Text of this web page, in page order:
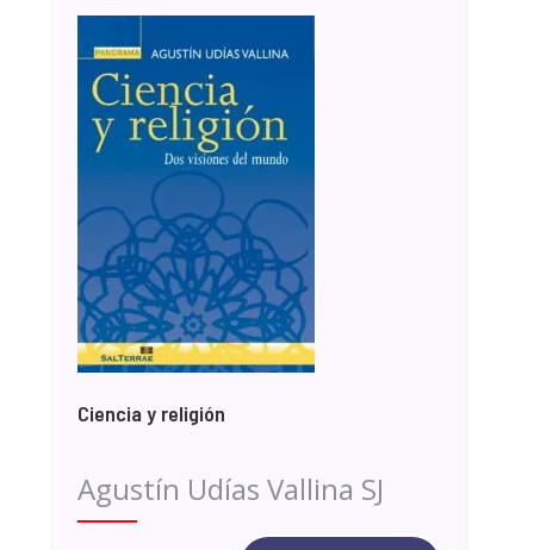
Ciencia y religión
Agustín Udías Vallina SJ